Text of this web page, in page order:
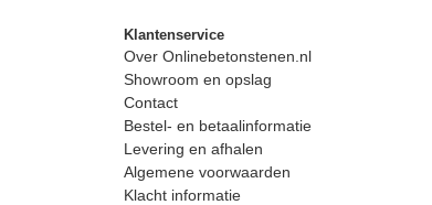
Klantenservice
Over Onlinebetonstenen.nl
Showroom en opslag
Contact
Bestel- en betaalinformatie
Levering en afhalen
Algemene voorwaarden
Klacht informatie